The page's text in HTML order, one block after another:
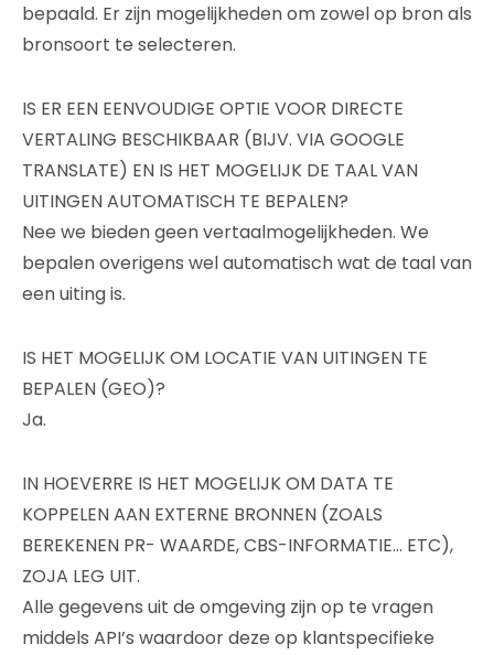
bepaald. Er zijn mogelijkheden om zowel op bron als
bronsoort te selecteren.
IS ER EEN EENVOUDIGE OPTIE VOOR DIRECTE
VERTALING BESCHIKBAAR (BIJV. VIA GOOGLE
TRANSLATE) EN IS HET MOGELIJK DE TAAL VAN
UITINGEN AUTOMATISCH TE BEPALEN?
Nee we bieden geen vertaalmogelijkheden. We
bepalen overigens wel automatisch wat de taal van
een uiting is.
IS HET MOGELIJK OM LOCATIE VAN UITINGEN TE
BEPALEN (GEO)?
Ja.
IN HOEVERRE IS HET MOGELIJK OM DATA TE
KOPPELEN AAN EXTERNE BRONNEN (ZOALS
BEREKENEN PR- WAARDE, CBS-INFORMATIE… ETC),
ZOJA LEG UIT.
Alle gegevens uit de omgeving zijn op te vragen
middels API’s waardoor deze op klantspecifieke